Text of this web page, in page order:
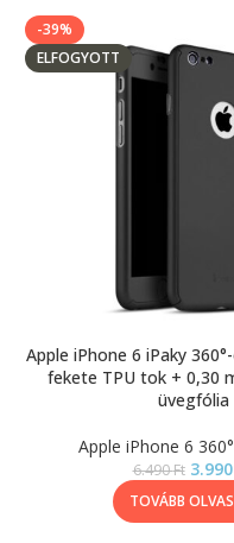
-39%
ELFOGYOTT
Apple iPhone 6 iPaky
fekete TPU tok + 0,30
üvegfólia
Apple iPhone 6
6.490Ft 3.990
TOVÁBB